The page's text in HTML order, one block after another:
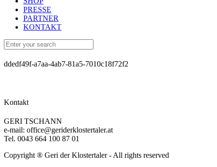
PRESSE
PARTNER
KONTAKT
ddedf49f-a7aa-4ab7-81a5-7010c18f72f2
Kontakt
GERI TSCHANN
e-mail: office@geriderklostertaler.at
Tel. 0043 664 100 87 01
Copyright ® Geri der Klostertaler - All rights reserved